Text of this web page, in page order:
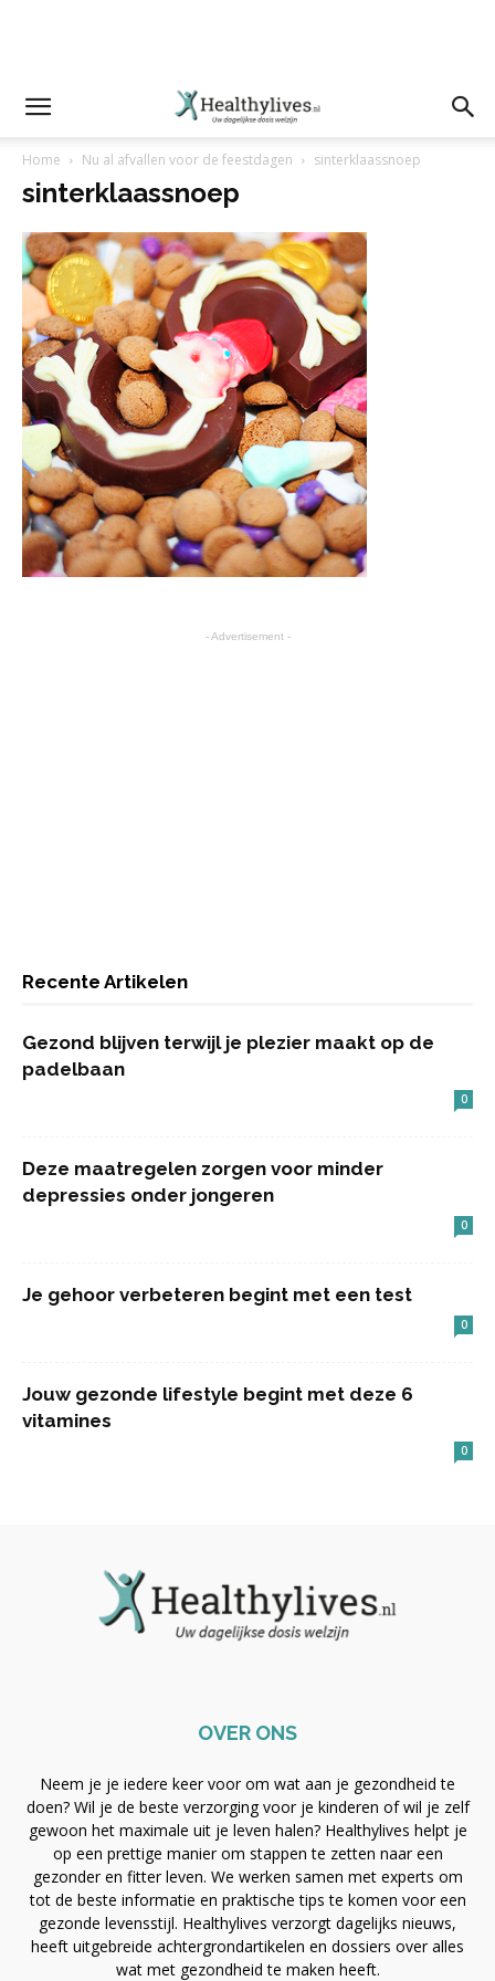
Home Nu al afvallen voor de feestdagen sinterklaassnoep
sinterklaassnoep
- Advertisement -
Recente Artikelen
Gezond blijven terwijl je plezier maakt op de
padelbaan
0
Deze maatregelen zorgen voor minder
depressies onder jongeren
0
Je gehoor verbeteren begint met een test
0
Jouw gezonde lifestyle begint met deze 6
vitamines
0
OVER ONS
Neem je je iedere keer voor om wat aan je gezondheid te
doen? Wil je de beste verzorging voor je kinderen of wil je zelf
gewoon het maximale uit je leven halen? Healthylives helpt je
op een prettige manier om stappen te zetten naar een
gezonder en fitter leven. We werken samen met experts om
tot de beste informatie en praktische tips te komen voor een
gezonde levensstijl. Healthylives verzorgt dagelijks nieuws,
heeft uitgebreide achtergrondartikelen en dossiers over alles
wat met gezondheid te maken heeft.